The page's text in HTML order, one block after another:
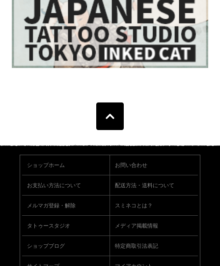
ショップホーム お問い合わせ
お支払い方法について 配送方法・送料について
メルマガ登録・解除 スミネコとは？
タトゥースタジオ メディア掲載情報
ショップブログ 特定商取引法表記